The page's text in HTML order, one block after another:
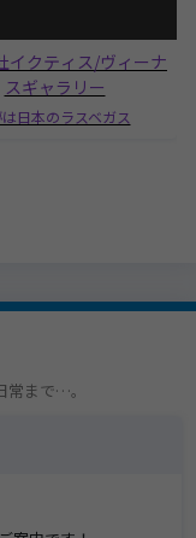
イクティス/ヴィーナ
スギャラリー
は日本のラスベガス
常まで…。